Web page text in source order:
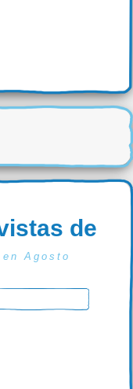
de
en Agosto